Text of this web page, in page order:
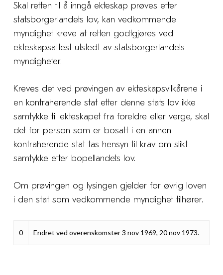
Skal retten til å inngå ekteskap prøves etter
statsborgerlandets lov, kan vedkommende
myndighet kreve at retten godtgjøres ved
ekteskapsattest utstedt av statsborgerlandets
myndigheter.
Kreves det ved prøvingen av ekteskapsvilkårene i
en kontraherende stat etter denne stats lov ikke
samtykke til ekteskapet fra foreldre eller verge, skal
det for person som er bosatt i en annen
kontraherende stat tas hensyn til krav om slikt
samtykke etter bopellandets lov.
Om prøvingen og lysingen gjelder for øvrig loven
i den stat som vedkommende myndighet tilhører.
0 Endret ved overenskomster 3 nov 1969, 20 nov 1973.